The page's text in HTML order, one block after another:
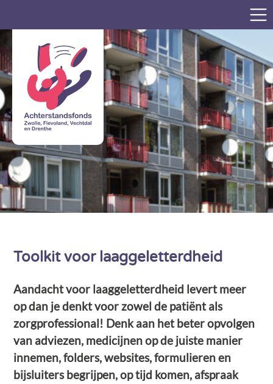
Toolkit voor laaggeletterdheid
Aandacht voor laaggeletterdheid levert meer
op dan je denkt voor zowel de patiënt als
zorgprofessional! Denk aan het beter opvolgen
van adviezen, medicijnen op de juiste manier
innemen, folders, websites, formulieren en
bijsluiters begrijpen, op tijd komen, afspraak